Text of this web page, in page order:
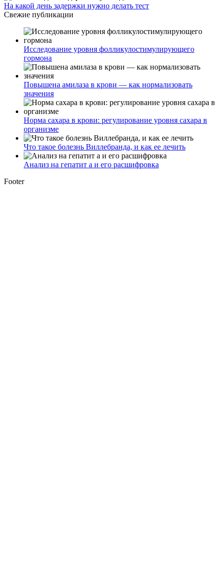
На какой день задержки нужно делать тест
Свежие публикации
Исследование уровня фолликулостимулирующего
гормона
Повышена амилаза в крови — как нормализовать
значения
Норма сахара в крови: регулирование уровня сахара в
организме
Что такое болезнь Виллебранда, и как ее лечить
Анализ на гепатит а и его расшифровка
Footer